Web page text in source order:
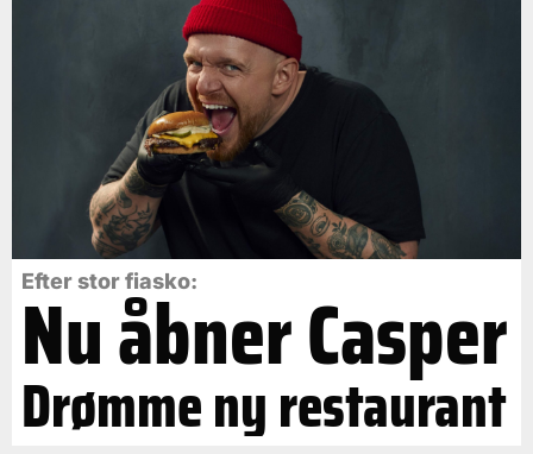
Efter stor fiasko:
Nu åbner Casper
Drømme ny restaurant